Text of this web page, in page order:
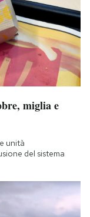
miglia e
unità
del sistema